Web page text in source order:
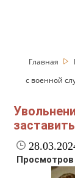
Главная
с военной
Просмотров